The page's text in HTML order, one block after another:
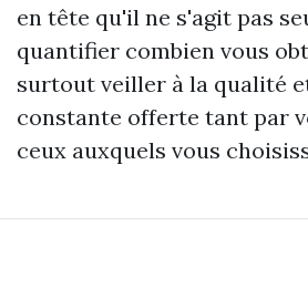
en tête qu'il ne s'agit pas
quantifier combien vous
surtout veiller à la qualité
constante offerte tant par
ceux auxquels vous